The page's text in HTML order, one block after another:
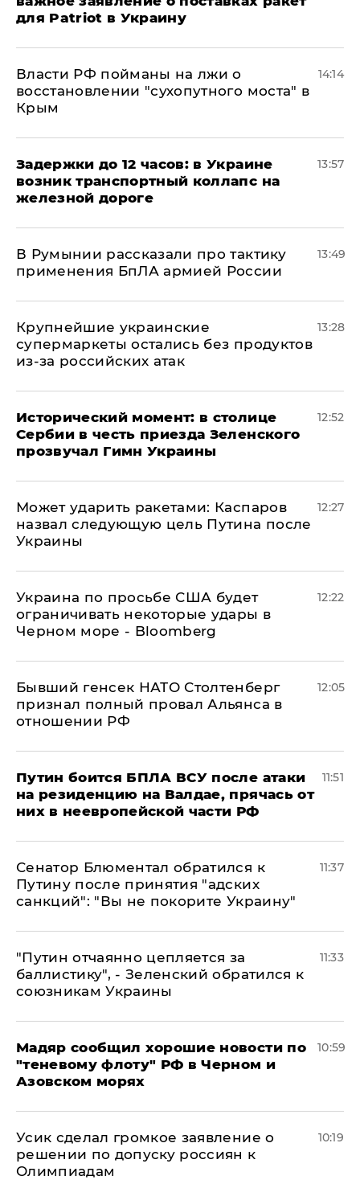
для Patriot в Украину
Власти РФ пойманы на лжи о
восстановлении "сухопутного моста" в
Крым
14:14
Задержки до 12 часов: в Украине
возник транспортный коллапс на
железной дороге
13:57
В Румынии рассказали про тактику
применения БпЛА армией России
13:49
Крупнейшие украинские
супермаркеты остались без продуктов
из-за российских атак
13:28
Исторический момент: в столице
Сербии в честь приезда Зеленского
прозвучал Гимн Украины
12:52
Может ударить ракетами: Каспаров
назвал следующую цель Путина после
Украины
12:27
Украина по просьбе США будет
ограничивать некоторые удары в
Черном море - Bloomberg
12:22
Бывший генсек НАТО Столтенберг
признал полный провал Альянса в
отношении РФ
12:05
Путин боится БПЛА ВСУ после атаки
на резиденцию на Валдае, прячась от
них в неевропейской части РФ
11:51
Сенатор Блюментал обратился к
Путину после принятия "адских
санкций": "Вы не покорите Украину"
11:37
"Путин отчаянно цепляется за
баллистику", - Зеленский обратился к
союзникам Украины
11:33
Мадяр сообщил хорошие новости по
"теневому флоту" РФ в Черном и
Азовском морях
10:59
Усик сделал громкое заявление о
решении по допуску россиян к
Олимпиадам
10:19